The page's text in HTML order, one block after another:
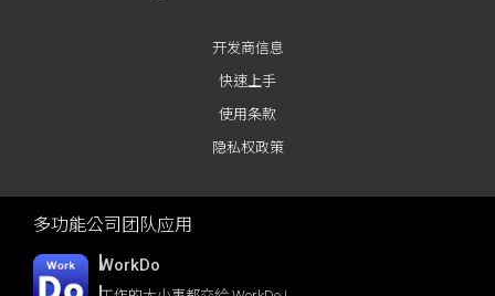
开发商信息
快速上手
使用条款
隐私权政策
多功能公司团队应用
WorkDo